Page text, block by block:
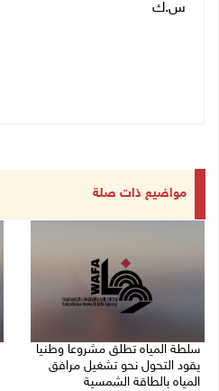
س.ك
مواضيع ذات صلة
سلطة المياه تطلق مشروعا وطنيا
يقود التحول نحو تشغيل مرافق
المياه بالطاقة الشمسية